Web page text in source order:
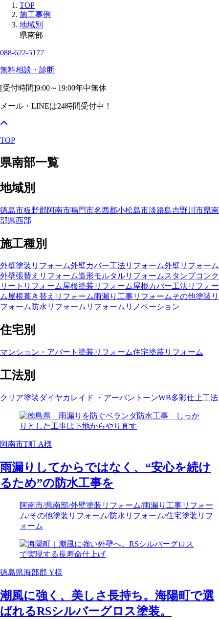
TOP
施工事例
地域別
県南部
088-622-5177
無料相談・診断
[受付時間]9:00～19:00年中無休
メール・LINEは24時間受付中！
TOP
県南部一覧
地域別
徳島市板野郡阿南市鳴門市名西郡小松島市淡路島吉野川市県南
部県西部
施工種別
外壁塗装リフォーム外壁カバー工法リフォーム外壁リフォーム
外壁張替えリフォーム造形モルタルリフォームスタンプコンク
リートリフォーム屋根塗装リフォーム屋根カバー工法リフォー
ム屋根葺き替えリフォーム雨漏り工事リフォームその他塗装リ
フォーム防水リフォーム リフォーム リノベーション
住宅別
マンション・アパート塗装リフォーム住宅塗装リフォーム
工法別
クリア塗装ダイヤカレイド ・アーバントーンWB多彩仕上工法
阿南市T町 A様
雨漏りしてからではなく、“安心を続け
るため”の防水工事を
阿南市/県南部/外壁塗装リフォーム/雨漏り工事リフォー
ム/その他塗装リフォーム/防水リフォーム/住宅塗装リフ
ォーム
徳島県海部郡 Y様
潮風に強く、美しさ長持ち。海陽町で選
ばれるRSシルバーグロス塗装。